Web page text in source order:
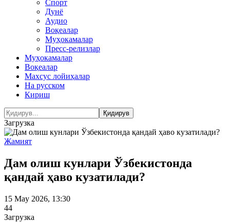
Спорт
Дунё
Аудио
Воқеалар
Муҳокамалар
Пресс-релизлар
Муҳокамалар
Воқеалар
Махсус лойиҳалар
На русском
Кириш
Загрузка
Жамият
Дам олиш кунлари Ўзбекистонда
қандай ҳаво кузатилади?
15 May 2026, 13:30
44
Загрузка